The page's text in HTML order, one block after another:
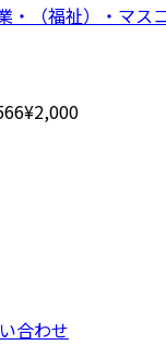
・（福祉）・マス
¥2,000
合わせ